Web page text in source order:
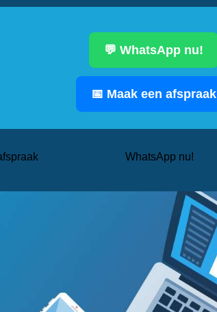
💬 WhatsApp nu!
📅 Maak een afspraak
WhatsApp nu!